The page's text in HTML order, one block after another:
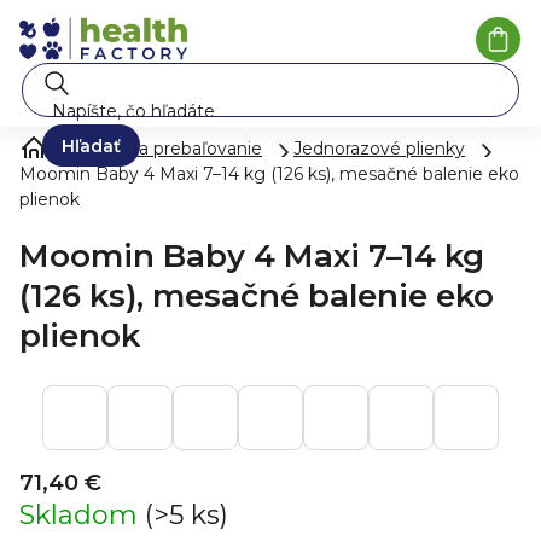
Prejsť na obsah
Hľadať
Plienky a prebaľovanie
Jednorazové plienky
Moomin Baby 4 Maxi 7–14 kg (126 ks), mesačné balenie eko
plienok
Moomin Baby 4 Maxi 7–14 kg
(126 ks), mesačné balenie eko
plienok
71,40 €
Skladom (>5 ks)